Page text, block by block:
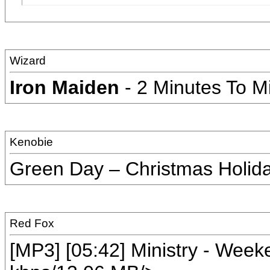
Wizard
Iron Maiden - 2 Minutes To
Kenobie
Green Day – Christmas
Red Fox
[MP3] [05:42] Ministry -